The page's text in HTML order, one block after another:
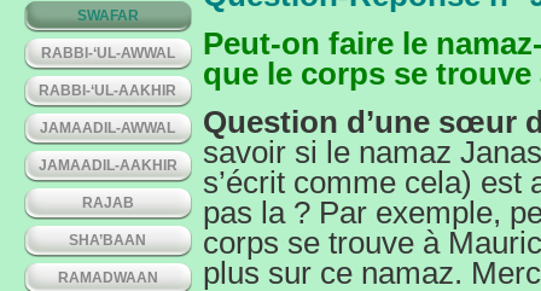
SWAFAR
RABBI-‘UL-AWWAL
RABBI-‘UL-AAKHIR
JAMAADIL-AWWAL
JAMAADIL-AAKHIR
RAJAB
SHA’BAAN
RAMADWAAN
Peut-on faire le
que le corps se
Question d’une sœur
savoir si le namaz
s’écrit comme cela) est
pas la ? Par exemple,
corps se trouve à
plus sur ce namaz.